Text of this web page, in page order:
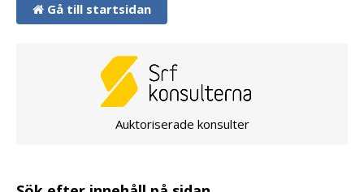
Gå till startsidan
Auktoriserade konsulter